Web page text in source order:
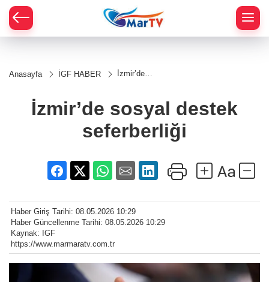
Anasayfa İGF HABER
İzmir’de
İzmir’de sosyal destek
seferberliği
Haber Giriş Tarihi: 08.05.2026 10:29
Haber Güncellenme Tarihi: 08.05.2026 10:29
Kaynak: IGF
https://www.marmaratv.com.tr